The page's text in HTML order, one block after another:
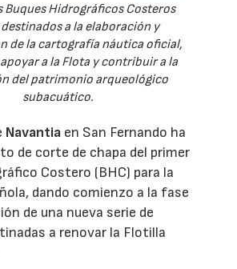
Buques Hidrográficos Costeros
a la elaboración y
de la cartografía náutica oficial,
a la Flota y contribuir a la
del patrimonio arqueológico
subacuático.
Navantia en San Fernando ha
de corte de chapa del primer
Costero (BHC) para la
dando comienzo a la fase
de una nueva serie de
a renovar la Flotilla